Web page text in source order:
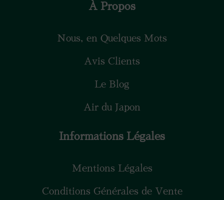
À Propos
Nous, en Quelques Mots
Avis Clients
Le Blog
Air du Japon
Informations Légales
Mentions Légales
Conditions Générales de Vente